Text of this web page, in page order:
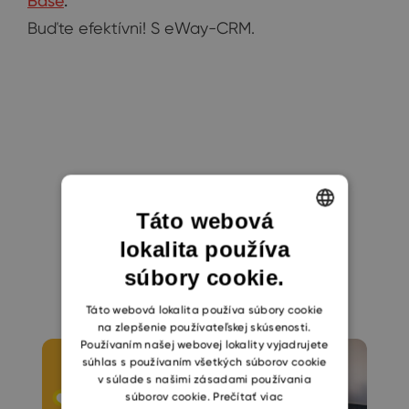
Buďte efektívni! S eWay-CRM.
Mohlo by sa vám
páčiť
ENGLISH
SLOVAK
Táto webová
lokalita používa
súbory cookie.
Táto webová lokalita používa súbory cookie
na zlepšenie používateľskej skúsenosti.
Používaním našej webovej lokality vyjadrujete
súhlas s používaním všetkých súborov cookie
v súlade s našimi zásadami používania
súborov cookie. Prečítať viac